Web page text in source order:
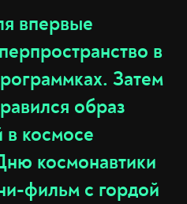
впервые
в
Затем
образ
космосе
космонавтики
фильм с гордой